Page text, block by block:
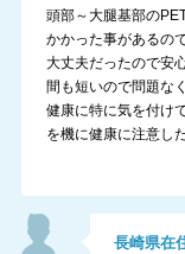
頭部～大腿基部の
かかった事があるの
大丈夫だったので安
間も短いので問題な
健康に特に気を付け
を機に健康に注意し
長崎県